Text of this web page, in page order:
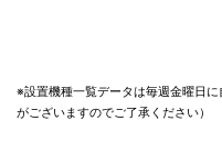
※設置機種一覧データは毎週金曜日
がございますのでご了承ください）